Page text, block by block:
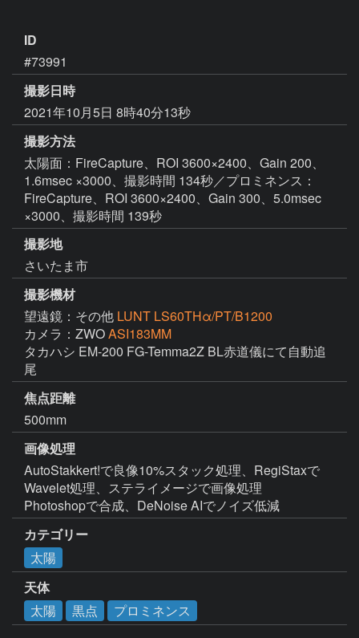
ID
#73991
撮影日時
2021年10月5日 8時40分13秒
撮影方法
太陽面：FireCapture、ROI 3600×2400、Gain 200、
1.6msec ×3000、撮影時間 134秒／プロミネンス：
FireCapture、ROI 3600×2400、Gain 300、5.0msec
×3000、撮影時間 139秒
撮影地
さいたま市
撮影機材
望遠鏡：その他 LUNT LS60THα/PT/B1200
カメラ：ZWOASI183MM
タカハシ EM-200 FG-Temma2Z BL赤道儀にて自動追
尾
焦点距離
500mm
画像処理
AutoStakkert!で良像10%スタック処理、RegiStaxで
Wavelet処理、ステライメージで画像処理
Photoshopで合成、DeNoise AIでノイズ低減
カテゴリー
太陽
天体
太陽
黒点 プロミネンス